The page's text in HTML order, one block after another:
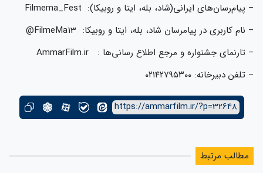
– پیام‌رسان‌های ایرانی(شاد، بله، ایتا و روبیکا): Filmema_Fest
– نام کاربری در پیامرسان شاد، بله، ایتا و روبیکا: FilmeMa13@
– تارنمای جشنواره و مرجع اطلاع رسانی‌ها : AmmarFilm.ir
– تلفن دبیرخانه: ۰۲۱۴۲۷۹۵۳۰۰
https://ammarfilm.ir/?p=32648
مطالب مرتبط